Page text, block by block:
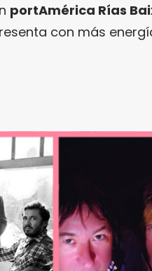
portAmérica Rías
con más